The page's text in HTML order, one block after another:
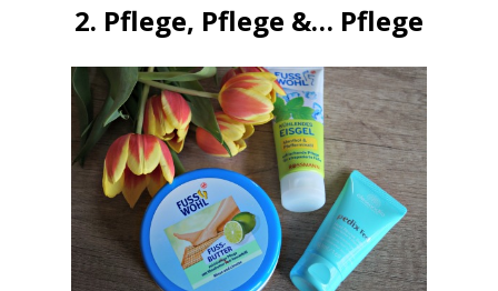
2. Pflege, Pflege &… Pflege